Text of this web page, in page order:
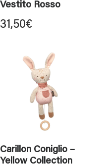
Vestito Rosso
31,50€
Carillon Coniglio –
Yellow Collection